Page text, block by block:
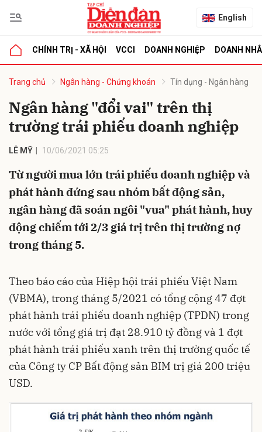
English
CHÍNH TRỊ - XÃ HỘI VCCI DOANH NGHIỆP DOANH
Trang chủ Ngân hàng - Chứng khoán Tín dụng - Ngân hàng
Ngân hàng "đổi vai" trên thị
trường trái phiếu doanh nghiệp
LÊ MỸ 10/06/2021 05:25
Từ người mua lớn trái phiếu doanh nghiệp và
phát hành đứng sau nhóm bất động sản,
ngân hàng đã soán ngôi "vua" phát hành, huy
động chiếm tới 2/3 giá trị trên thị trường nợ
trong tháng 5.
Theo báo cáo của Hiệp hội trái phiếu Việt Nam
(VBMA), trong tháng 5/2021 có tổng cộng 47 đợt
phát hànhtrái phiếu doanh nghiệp (TPDN) trong
nước với tổng giá trị đạt 28.910 tỷ đồng và 1 đợt
phát hành trái phiếu xanh trên thị trường quốc tế
của Công ty CP Bất động sản BIM trị giá 200 triệu
USD.
luận
Hủy